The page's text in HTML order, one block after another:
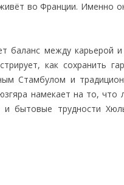
во Франции. Именно
баланс между карьерой
как сохранить
Стамбулом и
намекает на то,
бытовые трудности